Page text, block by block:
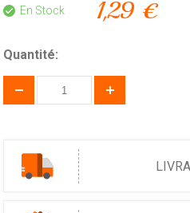
Feux
d'artifice
CONTACT
En Stock 1,29 €
Quantité: